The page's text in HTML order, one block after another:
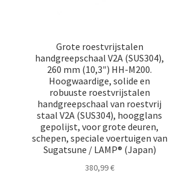
Grote roestvrijstalen
handgreepschaal V2A (SUS304),
260 mm (10,3″) HH-M200.
Hoogwaardige, solide en
robuuste roestvrijstalen
handgreepschaal van roestvrij
staal V2A (SUS304), hoogglans
gepolijst, voor grote deuren,
schepen, speciale voertuigen van
Sugatsune / LAMP® (Japan)
380,99€